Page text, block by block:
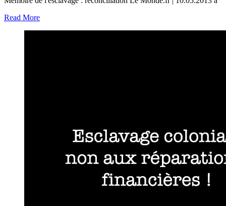
Read More